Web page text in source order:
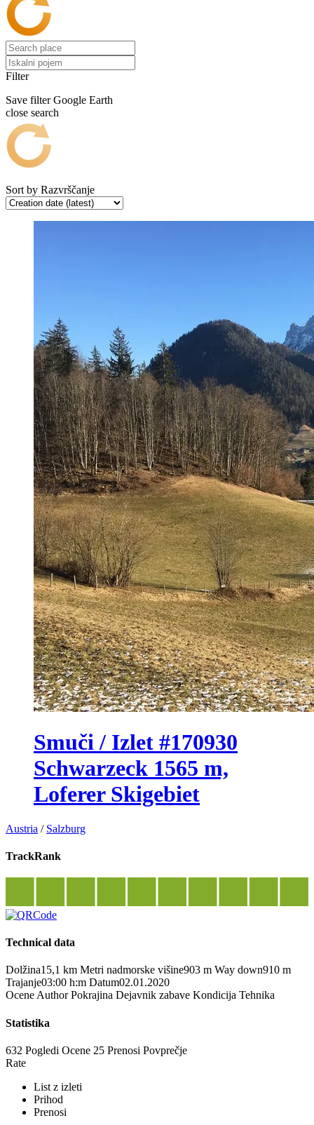
Filter
Save filter Google Earth
close search
Sort by Razvrščanje
Smuči / Izlet #170930
Schwarzeck 1565 m,
Loferer Skigebiet
Austria / Salzburg
TrackRank
Technical data
Dolžina15,1 km Metri nadmorske višine903 m Way down910 m
Trajanje03:00 h:m Datum02.01.2020
Ocene Author Pokrajina Dejavnik zabave Kondicija Tehnika
Statistika
632 Pogledi Ocene 25 Prenosi Povprečje
Rate
List z izleti
Prihod
Prenosi